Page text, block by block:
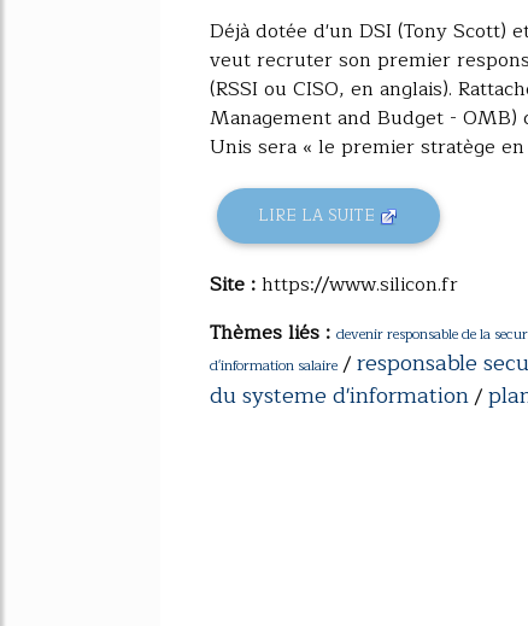
Déjà dotée d'un DSI (Tony Scott)
veut recruter son premier
(RSSI ou CISO, en anglais).
Management and Budget - OMB)
Unis sera « le premier stratège
LIRE LA SUITE
Site :https://www.silicon.fr
Thèmes liés : devenir responsable de la
d'information salaire /responsable
du systeme d'information/